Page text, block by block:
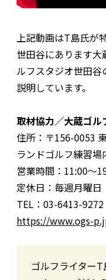
上記動画はT島氏が
世田谷にあります
ルフスタジオ世田谷
説明しています。
取材協力／大蔵ゴル
住所：〒156-0053
ランドゴルフ練習場
営業時間：11:00〜
定休日：毎週月曜日
TEL：03-6413-9272
https://www.ogs-
ゴルフライター